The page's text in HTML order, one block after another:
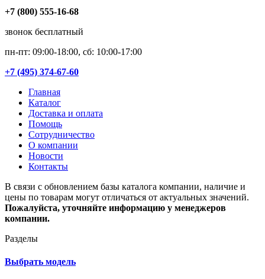
+7 (800) 555-16-68
звонок бесплатный
пн-пт: 09:00-18:00, сб: 10:00-17:00
+7 (495) 374-67-60
Главная
Каталог
Доставка и оплата
Помощь
Сотрудничество
О компании
Новости
Контакты
В связи с обновлением базы каталога компании, наличие и
цены по товарам могут отличаться от актуальных значений.
Пожалуйста, уточняйте информацию у менеджеров
компании.
Разделы
Выбрать модель